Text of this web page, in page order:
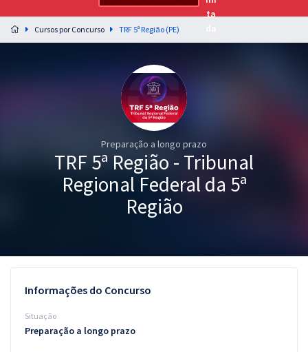
Preparação completa e intensiva para as principais
residências em saúde do Brasil
Graduação
Blog
Cursos por Concurso TRF 5ª Região (PE)
Preparação a longo prazo
TRF 5ª Região - Tribunal
Regional Federal da 5ª
Região
Informações do Concurso
Situação
Preparação a longo prazo